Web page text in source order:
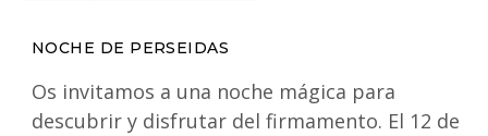
NOCHE DE PERSEIDAS
Os invitamos a una noche mágica para
descubrir y disfrutar del firmamento. El 12 de